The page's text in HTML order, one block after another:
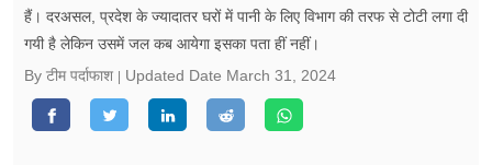
वीडियो
रिलेशनशिप
जीवन मंत्रा
हैं। दरअसल, प्रदेश के ज्यादातर घरों में पानी के लिए विभाग की तरफ से टोटी लगा दी
गयी है लेकिन उसमें जल कब आयेगा इसका पता हीं नहीं।
By टीम पर्दाफाश
Updated Date March 31, 2024